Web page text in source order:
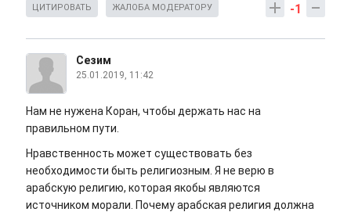
-1
ЦИТИРОВАТЬ ЖАЛОБА МОДЕРАТОРУ
Сезим
25.01.2019, 11:42
Нам не нужена Коран, чтобы держать нас на
правильном пути.
Нравственность может существовать без
необходимости быть религиозным. Я не верю в
арабскую религию, которая якобы являются
источником морали. Почему арабская религия должна